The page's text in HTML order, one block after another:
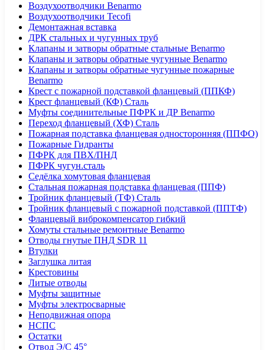
Воздухоотводчики Benarmo
Воздухоотводчики Tecofi
Демонтажная вставка
ДРК стальных и чугунных труб
Клапаны и затворы обратные стальные Benarmo
Клапаны и затворы обратные чугунные Benarmo
Клапаны и затворы обратные чугунные пожарные
Benarmo
Крест с пожарной подставкой фланцевый (ППКФ)
Крест фланцевый (КФ) Сталь
Муфты соединительные ПФРК и ДР Benarmo
Переход фланцевый (ХФ) Сталь
Пожарная подставка фланцевая односторонняя (ППФО)
Пожарные Гидранты
ПФРК для ПВХ/ПНД
ПФРК чугун.сталь
Седёлка хомутовая фланцевая
Стальная пожарная подставка фланцевая (ППФ)
Тройник фланцевый (ТФ) Сталь
Тройник фланцевый с пожарной подставкой (ППТФ)
Фланцевый виброкомпенсатор гибкий
Хомуты стальные ремонтные Benarmo
Отводы гнутые ПНД SDR 11
Втулки
Заглушка литая
Крестовины
Литые отводы
Муфты защитные
Муфты электросварные
Неподвижная опора
НСПС
Остатки
Отвод Э/С 45°